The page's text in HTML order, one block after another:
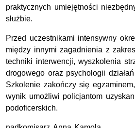
praktycznych umiejętności
służbie.
Przed uczestnikami intensywny
między innymi zagadnienia z
techniki interwencji, wyszkolenia
drogowego oraz psychologii
Szkolenie zakończy się
wynik umożliwi policjantom
podoficerskich.